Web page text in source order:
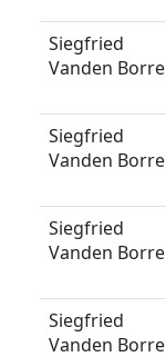
Siegfried
Vanden Borre
Siegfried
Vanden Borre
Siegfried
Vanden Borre
Siegfried
Vanden Borre